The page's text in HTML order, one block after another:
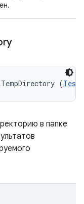
(
в папке